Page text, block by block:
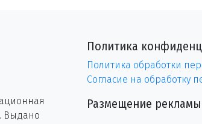
Выдано
Политика
Политика обработки
Согласие на обработку
Размещение рекламы